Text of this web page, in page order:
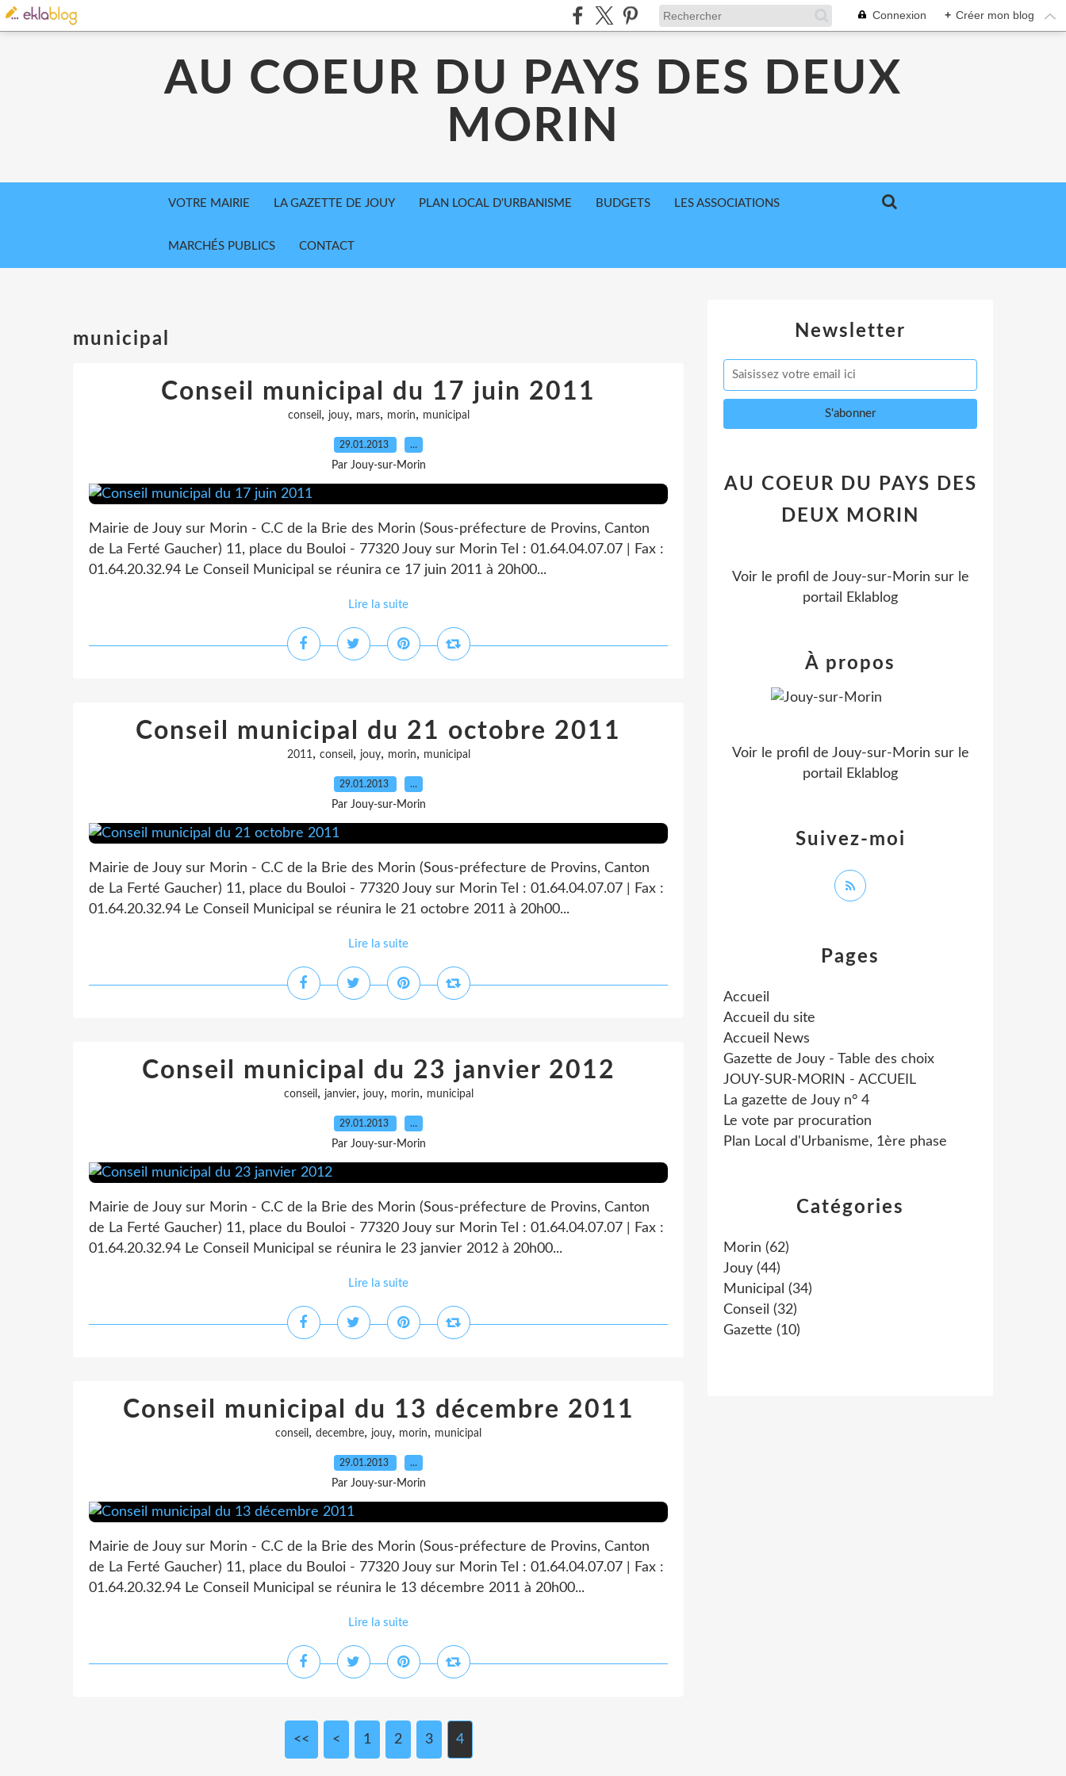
Connexion + Créer mon blog
AU COEUR DU PAYS DES DEUX
MORIN
VOTRE MAIRIE LA GAZETTE DE JOUY PLAN LOCAL D'URBANISME BUDGETS LES ASSOCIATIONS
MARCHÉS PUBLICS CONTACT
municipal
Conseil municipal du 17 juin 2011
conseil, jouy, mars, morin, municipal
29.01.2013 …
Par Jouy-sur-Morin
Mairie de Jouy sur Morin - C.C de la Brie des Morin (Sous-préfecture de Provins, Canton
de La Ferté Gaucher) 11, place du Bouloi - 77320 Jouy sur Morin Tel : 01.64.04.07.07 | Fax :
01.64.20.32.94 Le Conseil Municipal se réunira ce 17 juin 2011 à 20h00...
Lire la suite
Conseil municipal du 21 octobre 2011
2011, conseil, jouy, morin, municipal
29.01.2013 …
Par Jouy-sur-Morin
Mairie de Jouy sur Morin - C.C de la Brie des Morin (Sous-préfecture de Provins, Canton
de La Ferté Gaucher) 11, place du Bouloi - 77320 Jouy sur Morin Tel : 01.64.04.07.07 | Fax :
01.64.20.32.94 Le Conseil Municipal se réunira le 21 octobre 2011 à 20h00...
Lire la suite
Conseil municipal du 23 janvier 2012
conseil, janvier, jouy, morin, municipal
29.01.2013 …
Par Jouy-sur-Morin
Mairie de Jouy sur Morin - C.C de la Brie des Morin (Sous-préfecture de Provins, Canton
de La Ferté Gaucher) 11, place du Bouloi - 77320 Jouy sur Morin Tel : 01.64.04.07.07 | Fax :
01.64.20.32.94 Le Conseil Municipal se réunira le 23 janvier 2012 à 20h00...
Lire la suite
Conseil municipal du 13 décembre 2011
conseil , decembre, jouy, morin, municipal
29.01.2013 …
Par Jouy-sur-Morin
Mairie de Jouy sur Morin - C.C de la Brie des Morin (Sous-préfecture de Provins, Canton
de La Ferté Gaucher) 11, place du Bouloi - 77320 Jouy sur Morin Tel : 01.64.04.07.07 | Fax :
01.64.20.32.94 Le Conseil Municipal se réunira le 13 décembre 2011 à 20h00...
Lire la suite
<< < 1 2 3 4
Newsletter
Catégories
Morin (62)
Jouy (44)
Municipal (34)
Conseil (32)
Gazette (10)
Pages
Accueil
Accueil du site
Accueil News
Gazette de Jouy - Table des choix
JOUY-SUR-MORIN - ACCUEIL
La gazette de Jouy n° 4
Le vote par procuration
Plan Local d'Urbanisme, 1ère phase
AU COEUR DU PAYS DES
DEUX MORIN
Voir le profil de Jouy-sur-Morin sur le
portail Eklablog
Suivez-moi
À propos
Voir le profil de Jouy-sur-Morin sur le
portail Eklablog